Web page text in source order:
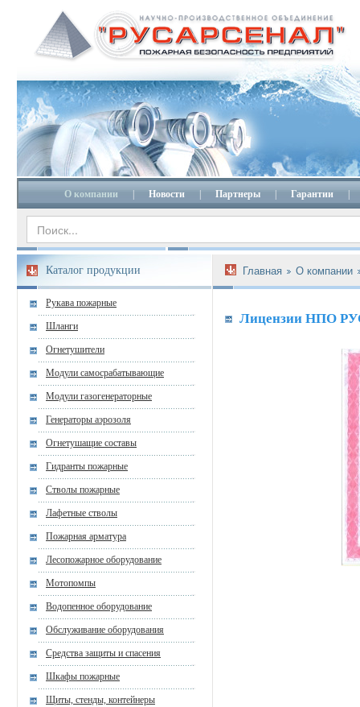
О компании Новости Партнеры Гарантии
Каталог продукции
Рукава пожарные
Шланги
Огнетушители
Модули самосрабатывающие
Модули газогенераторные
Генераторы аэрозоля
Огнетушащие составы
Гидранты пожарные
Стволы пожарные
Лафетные стволы
Пожарная арматура
Лесопожарное оборудование
Мотопомпы
Водопенное оборудование
Обслуживание оборудования
Средства защиты и спасения
Шкафы пожарные
Щиты, стенды, контейнеры
Главная О компании
Лицензии НПО